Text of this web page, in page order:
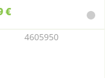
€
4605950